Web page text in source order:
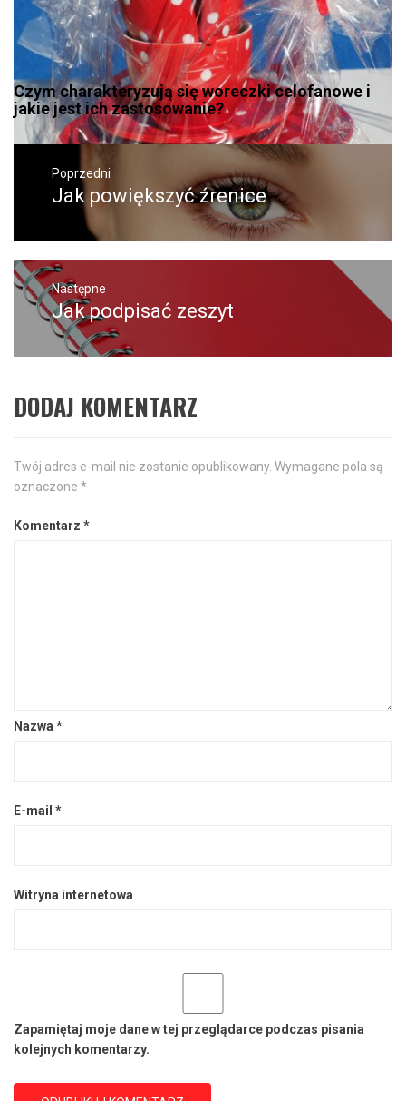
Czym charakteryzują się woreczki celofanowe i
jakie jest ich zastosowanie?
Nawigacja
wpisuPoprzedni
Poprzedni
Jak powiększyć źrenice
Następne
Następny
post:
Jak podpisać zeszyt
DODAJ KOMENTARZ
Twój adres e-mail nie zostanie opublikowany. Wymagane pola są
oznaczone *
Komentarz *
Nazwa *
E-mail *
Witryna internetowa
Zapamiętaj moje dane w tej przeglądarce podczas pisania
kolejnych komentarzy.